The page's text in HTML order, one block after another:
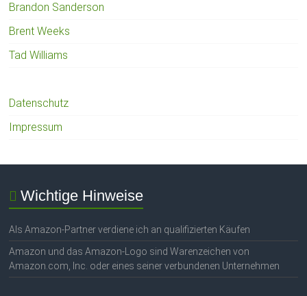
Brandon Sanderson
Brent Weeks
Tad Williams
Datenschutz
Impressum
Wichtige Hinweise
Als Amazon-Partner verdiene ich an qualifizierten Käufen
Amazon und das Amazon-Logo sind Warenzeichen von
Amazon.com, Inc. oder eines seiner verbundenen Unternehmen